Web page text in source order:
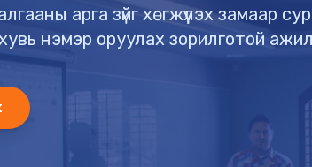
арга зүйг хөгжүүлэх замаар
нэмэр оруулах зорилготой